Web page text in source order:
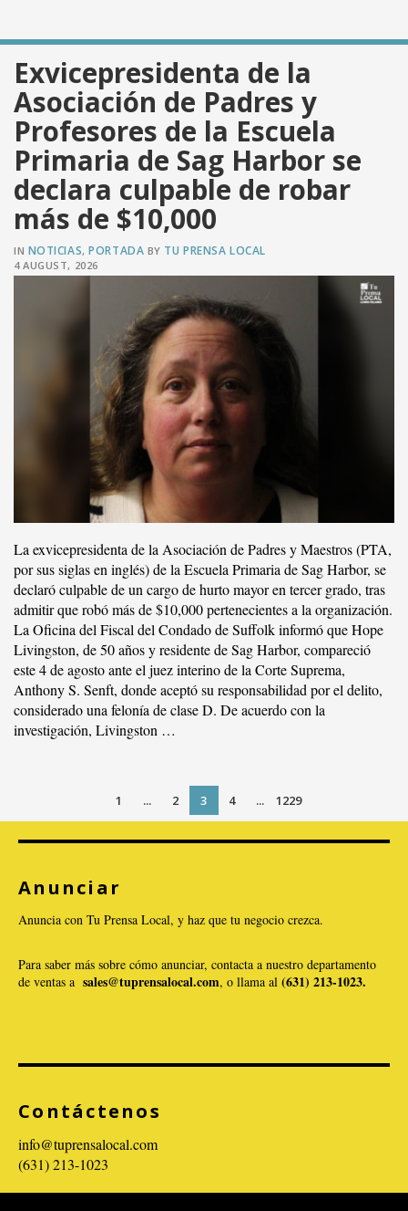
VER PUBLICACIÓN
Exvicepresidenta de la
Asociación de Padres y
Profesores de la Escuela
Primaria de Sag Harbor se
declara culpable de robar
más de $10,000
IN NOTICIAS,PORTADA BY TU PRENSA LOCAL
4 AUGUST, 2026
La exvicepresidenta de la Asociación de Padres y Maestros (PTA,
por sus siglas en inglés) de la Escuela Primaria de Sag Harbor, se
declaró culpable de un cargo de hurto mayor en tercer grado, tras
admitir que robó más de $10,000 pertenecientes a la organización.
La Oficina del Fiscal del Condado de Suffolk informó que Hope
Livingston, de 50 años y residente de Sag Harbor, compareció
este 4 de agosto ante el juez interino de la Corte Suprema,
Anthony S. Senft, donde aceptó su responsabilidad por el delito,
considerado una felonía de clase D. De acuerdo con la
investigación, Livingston …
1 ... 2 3 4 ... 1229
Anunciar
Anuncia con Tu Prensa Local, y haz que tu negocio crezca.
Para saber más sobre cómo anunciar, contacta a nuestro departamento
de ventas a sales@tuprensalocal.com, o llama al (631) 213-1023.
Contáctenos
info@tuprensalocal.com
(631) 213-1023